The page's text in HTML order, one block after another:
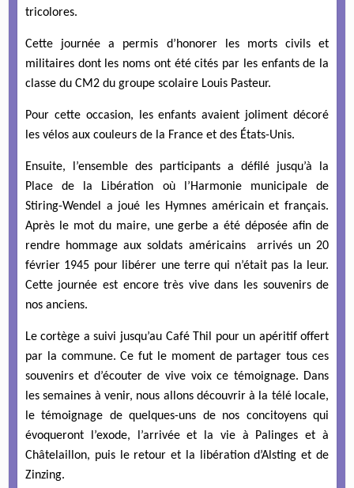
tricolores.
Cette journée a permis d’honorer les morts civils et
militaires dont les noms ont été cités par les enfants de la
classe du CM2 du groupe scolaire Louis Pasteur.
Pour cette occasion, les enfants avaient joliment décoré
les vélos aux couleurs de la France et des États-Unis.
Ensuite, l’ensemble des participants a défilé jusqu’à la
Place de la Libération où l’Harmonie municipale de
Stiring-Wendel a joué les Hymnes américain et français.
Après le mot du maire, une gerbe a été déposée afin de
rendre hommage aux soldats américains arrivés un 20
février 1945 pour libérer une terre qui n’était pas la leur.
Cette journée est encore très vive dans les souvenirs de
nos anciens.
Le cortège a suivi jusqu’au Café Thil pour un apéritif offert
par la commune. Ce fut le moment de partager tous ces
souvenirs et d’écouter de vive voix ce témoignage. Dans
les semaines à venir, nous allons découvrir à la télé locale,
le témoignage de quelques-uns de nos concitoyens qui
évoqueront l’exode, l’arrivée et la vie à Palinges et à
Châtelaillon, puis le retour et la libération d’Alsting et de
Zinzing.